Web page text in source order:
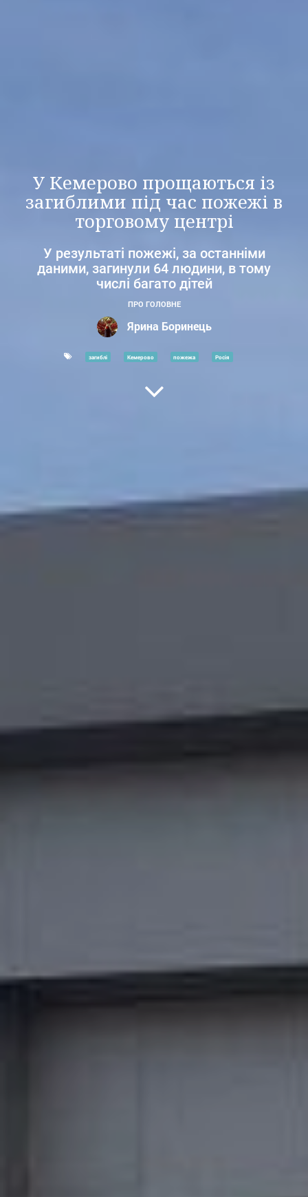
У Кемерово прощаються із
загиблими під час пожежі в
торговому центрі
У результаті пожежі, за останніми
даними, загинули 64 людини, в тому
числі багато дітей
ПРО ГОЛОВНЕ
Ярина Боринець
загиблі Кемерово пожежа Росія